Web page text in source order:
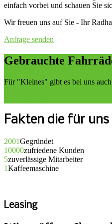
einfach vorbei und schauen Sie
Wir freuen uns auf Sie - Ihr
Anfrage senden
Gebrauchte
Für "Kleines" gibt es bei uns
Fakten die für uns
2001Gegründet
10000zufriedene Kunden
5zuverlässige Mitarbeiter
1Kaffeemaschine
Leasing